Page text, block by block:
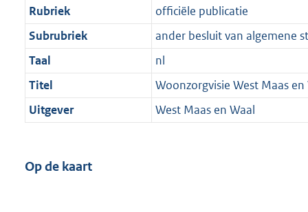
Rubriek
officiële publicatie
Subrubriek
ander besluit van algemene
Taal
nl
Titel
Woonzorgvisie West Maas
Uitgever
West Maas en Waal
Op de kaart